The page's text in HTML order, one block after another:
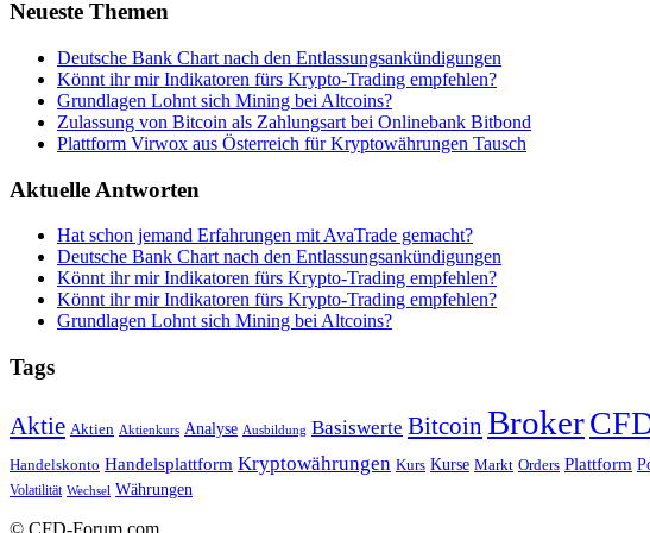
Neueste Themen
Deutsche Bank Chart nach den Entlassungsankündigungen
Könnt ihr mir Indikatoren fürs Krypto-Trading empfehlen?
Grundlagen Lohnt sich Mining bei Altcoins?
Zulassung von Bitcoin als Zahlungsart bei Onlinebank Bitbond
Plattform Virwox aus Österreich für Kryptowährungen Tausch
Aktuelle Antworten
Hat schon jemand Erfahrungen mit AvaTrade gemacht?
Deutsche Bank Chart nach den Entlassungsankündigungen
Könnt ihr mir Indikatoren fürs Krypto-Trading empfehlen?
Könnt ihr mir Indikatoren fürs Krypto-Trading empfehlen?
Grundlagen Lohnt sich Mining bei Altcoins?
Tags
Aktie Aktien Aktienkurs Analyse Ausbildung Basiswerte Bitcoin Broker
Handelskonto Handelsplattform Kryptowährungen Kurs Kurse Markt Orders Plattform
Volatilität Wechsel Währungen
© CFD-Forum.com